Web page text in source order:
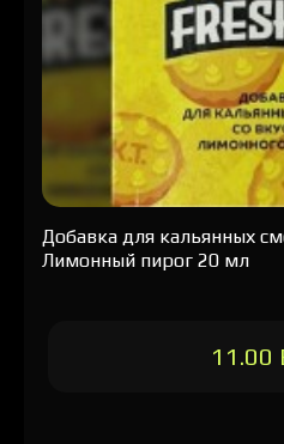
Добавка для кальянных
Лимонный пирог 20 мл
11.00